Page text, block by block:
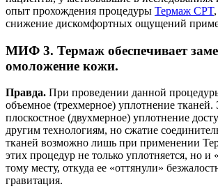
опыт прохождения процедуры Термаж CPT
снижение дискомфортных ощущений
МИФ 3. Термаж обеспечивает
омоложение кожи.
Правда. При проведении данной
объемное (трехмерное) уплотнение
плоскостное (двухмерное) уплотнение
другим технологиям, но сжатие
тканей возможно лишь при применении
этих процедур не только уплотняется, но и
тому месту, откуда ее «оттянули»
гравитация.